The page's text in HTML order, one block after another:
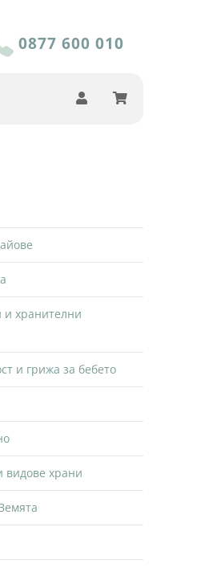
0877 600 010
хранителни
и грижа за бебето
видове храни